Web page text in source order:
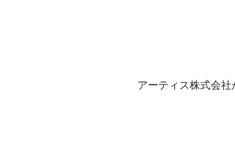
アーティス株式会社